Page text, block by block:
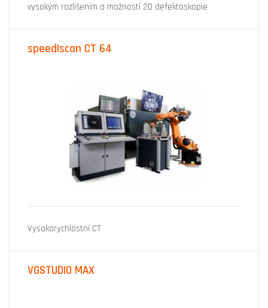
vysokým rozlišením a možností 2D defektoskopie
speed|scan CT 64
Vysokorychlostní CT
VGSTUDIO MAX